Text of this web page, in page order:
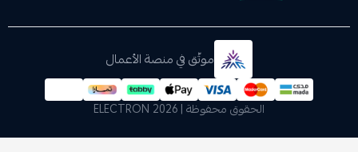
موثّق في منصة الأعمال
الحقوق محفوظة | 2026 ELECTRON